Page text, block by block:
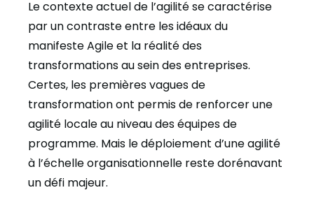
Le contexte actuel de l’agilité se caractérise
par un contraste entre les idéaux du
manifeste Agile et la réalité des
transformations au sein des entreprises.
Certes, les premières vagues de
transformation ont permis de renforcer une
agilité locale au niveau des équipes de
programme. Mais le déploiement d’une agilité
à l’échelle organisationnelle reste dorénavant
un défi majeur.